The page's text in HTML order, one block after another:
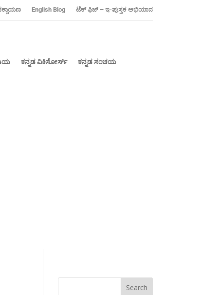
‍English Blog ಟೆಕ್ ಫಿಜ್ – ಇ-ಪುಸ್ತಕ ಅಭಿಯಾನ
ಕನ್ನಡ ವಿಕಿಸೋರ್ಸ್ ಕನ್ನಡ ಸಂಚಯ